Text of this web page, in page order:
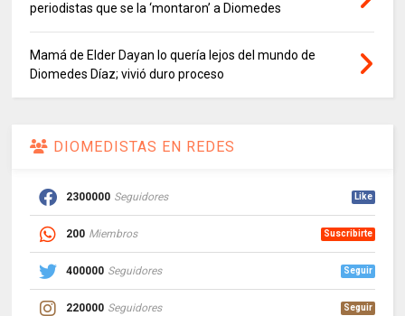
periodistas que se la ‘montaron’ a Diomedes
Mamá de Elder Dayan lo quería lejos del mundo de
Diomedes Díaz; vivió duro proceso
DIOMEDISTAS EN REDES
2300000 Seguidores Like
200 Miembros Suscribirte
400000 Seguidores Seguir
220000 Seguidores Seguir